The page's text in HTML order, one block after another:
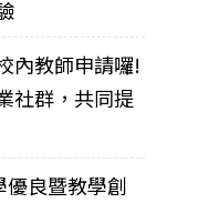
內教師申請囉!
社群，共同提
良暨教學創